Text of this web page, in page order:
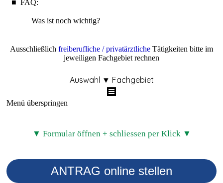
■ FAQ:
Was ist noch wichtig?
Ausschließlich freiberufliche / privatärztliche Tätigkeiten bitte im
jeweiligen Fachgebiet rechnen
Auswahl ▼ Fachgebiet
Menü überspringen
▼ Formular öffnen + schliessen per Klick ▼
ANTRAG online stellen